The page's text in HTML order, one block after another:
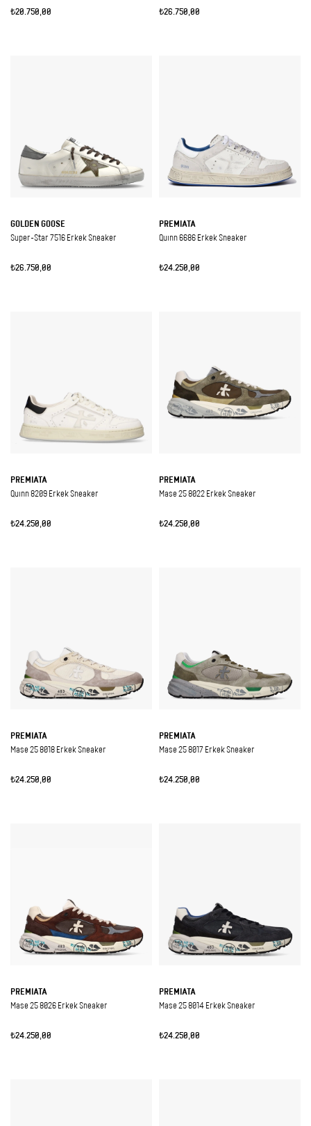
₺20.750,00 ₺26.750,00
GOLDEN GOOSE
Super-Star 7516 Erkek Sneaker
₺26.750,00
PREMIATA
Quınn 6686 Erkek Sneaker
₺24.250,00
PREMIATA
Quınn 8209 Erkek Sneaker
₺24.250,00
PREMIATA
Mase 25 8022 Erkek Sneaker
₺24.250,00
PREMIATA
Mase 25 8018 Erkek Sneaker
₺24.250,00
PREMIATA
Mase 25 8017 Erkek Sneaker
₺24.250,00
PREMIATA
Mase 25 8026 Erkek Sneaker
₺24.250,00
PREMIATA
Mase 25 8014 Erkek Sneaker
₺24.250,00